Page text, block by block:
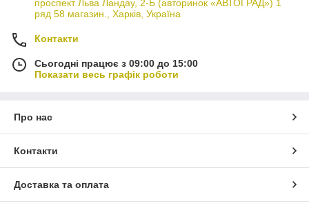
проспект Льва Ландау, 2-Б (авторинок «АВТОГРАД») 1
ряд 58 магазин., Харків, Україна
Контакти
Сьогодні працює з 09:00 до 15:00
Показати весь графік роботи
Про нас
Контакти
Доставка та оплата